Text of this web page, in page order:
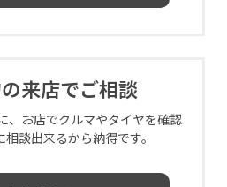
来店でご相談
、お店でクルマやタイヤを確認
談出来るから納得です。